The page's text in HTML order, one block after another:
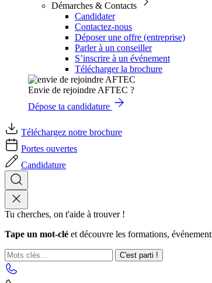
Démarches & Contacts
Candidater
Contactez-nous
Déposer une offre (entreprise)
Parler à un conseiller
S’inscrire à un événement
Télécharger la brochure
Envie de rejoindre AFTEC ?
Dépose ta candidature
Téléchargez notre brochure
Portes ouvertes
Candidature
Tu cherches, on t'aide à trouver !
Tape un mot-clé et découvre les formations,
C'est parti !